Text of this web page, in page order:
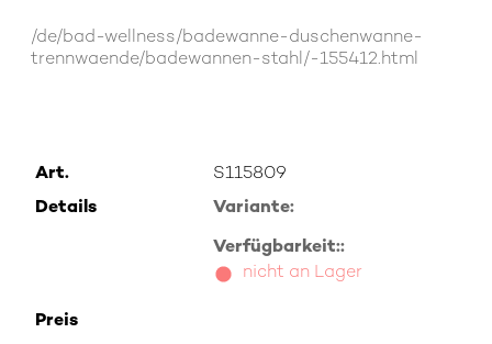
/de/bad-wellness/badewanne-duschenwanne-
trennwaende/badewannen-stahl/-155412.html
Art.
S115809
Details
Variante:
Verfügbarkeit::
nicht an Lager
Preis